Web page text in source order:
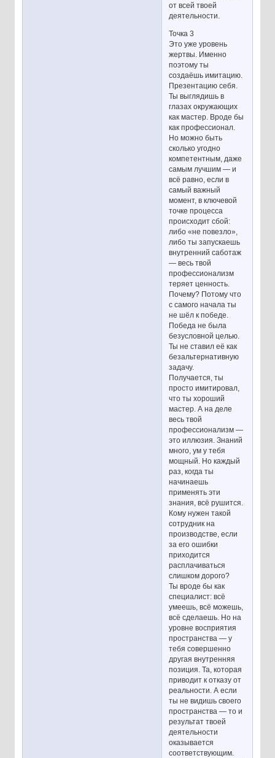
от всей твоей
деятельности.
Точка 3
Это уже уровень
жертвы. Именно
поэтому ты
создаёшь имитацию.
Презентацию себя.
Ты выглядишь в
глазах окружающих
как мастер. Вроде бы
как профессионал.
Но можно быть
сколько угодно
компетентным, даже
самым лучшим — и
всё равно, если в
самый важный
момент, в ключевой
точке процесса
происходит сбой:
либо «не повезло»,
либо ты запускаешь
внутренний саботаж
— весь твой
профессионализм
теряет ценность.
Почему? Потому что
с самого начала ты
не шёл к победе.
Победа не была
безусловной целью.
Ты не ставил её как
безальтернативную
задачу.
Получается, ты
просто имитировал,
что ты хороший
мастер. А на деле
весь твой
профессионализм —
это иллюзия. Знаний
много, ум у тебя
мощный. Но каждый
раз, когда ты
начинаешь
применять эти
знания, всё рушится.
Кому нужен такой
сотрудник на
производстве, если
за его ошибки
приходится
расплачиваться
слишком дорого?
Ты вроде бы как
специалист: всё
умеешь, всё можешь,
всё сделаешь. Но на
уровне восприятия
пространства — у
тебя совершенно
другая внутренняя
позиция. Та, которая
приводит к отказу от
реальности. А если
ты не видишь своего
пространства — то и
результат твоей
деятельности
оказывается
соответствующим.